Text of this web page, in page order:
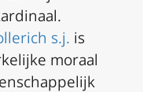
s.j. is
moraal